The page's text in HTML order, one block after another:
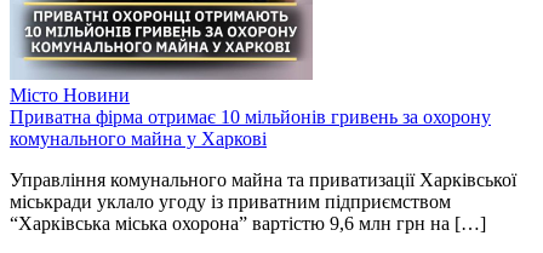
Місто Новини
Приватна фірма отримає 10 мільйонів гривень за охорону
комунального майна у Харкові
Управління комунального майна та приватизації Харківської
міськради уклало угоду із приватним підприємством
“Харківська міська охорона” вартістю 9,6 млн грн на […]